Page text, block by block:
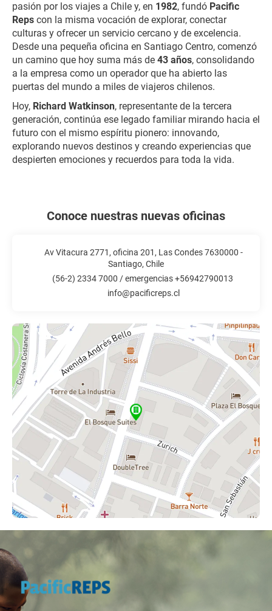
pasión por los viajes a Chile y, en 1982, fundó Pacific
Reps con la misma vocación de explorar, conectar
culturas y ofrecer un servicio cercano y de excelencia.
Desde una pequeña oficina en Santiago Centro, comenzó
un camino que hoy suma más de 43 años, consolidando
a la empresa como un operador que ha abierto las
puertas del mundo a miles de viajeros chilenos.
Hoy, Richard Watkinson, representante de la tercera
generación, continúa ese legado familiar mirando hacia el
futuro con el mismo espíritu pionero: innovando,
explorando nuevos destinos y creando experiencias que
despierten emociones y recuerdos para toda la vida.
Conoce nuestras nuevas oficinas
Av Vitacura 2771, oficina 201, Las Condes 7630000 -
Santiago, Chile
(56-2) 2334 7000 / emergencias +56942790013
info@pacificreps.cl